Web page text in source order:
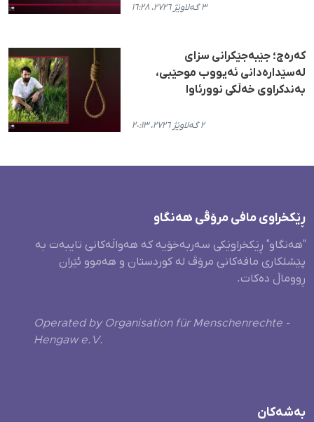
٣ گەلاوێژ ٢٧٢٦، ١٦:٢٨
کەرەج؛ جێبەجێکرانی سزای
لەسێدارەدانی ئەیووب موحێبی،
بەندکراوی خەڵکی نوورئاوا
٢ گەلاوێژ ٢٧٢٦، ٢٠:١٣
ڕێکخراوی مافی مرۆڤی هەنگاو
"هەنگاو" ڕێکخراوێکی سەربەخۆیە کە هەواڵەکانی تایبەت بە
پێشلکاری مافەکانی مرۆڤ لە کوردستان و هەموو ئێران
ڕووماڵ دەکات.
Operated by Organisation für Menschenrechte -
Hengaw e.V.
بەشەکان